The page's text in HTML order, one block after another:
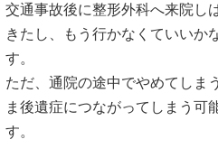
交通事故後に整形外科へ来院し
きたし、もう行かなくていいか
す。
ただ、通院の途中でやめてしま
ま後遺症につながってしまう可
す。